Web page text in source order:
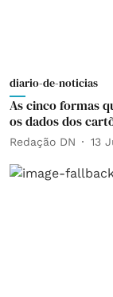
diario-de-noticias
As cinco formas
os dados dos
Redação DN 13